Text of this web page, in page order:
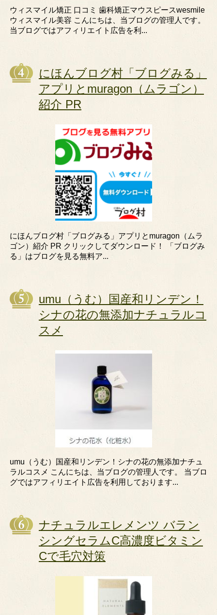
ウィスマイル矯正 口コミ 歯科矯正マウスピースwesmile
ウィスマイル美容 こんにちは、当ブログの管理人です。
当ブログではアフィリエイト広告を利...
にほんブログ村「ブログみる」
アプリとmuragon（ムラゴン）
紹介 PR
にほんブログ村「ブログみる」アプリとmuragon（ムラ
ゴン）紹介 PR クリックしてダウンロード！ 「ブログみ
る」はブログを見る無料ア...
umu（うむ）国産和リンデン！
シナの花の無添加ナチュラルコ
スメ
umu（うむ）国産和リンデン！シナの花の無添加ナチュ
ラルコスメ こんにちは、当ブログの管理人です。 当ブロ
グではアフィリエイト広告を利用しております...
ナチュラルエレメンツ バラン
シングセラムC高濃度ビタミン
Cで毛穴対策